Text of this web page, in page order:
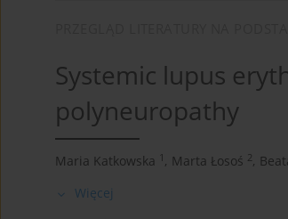
Systemic lupus
polyneuropathy
Maria Katkowska 1 , Marta Łosoś 2,
Więcej